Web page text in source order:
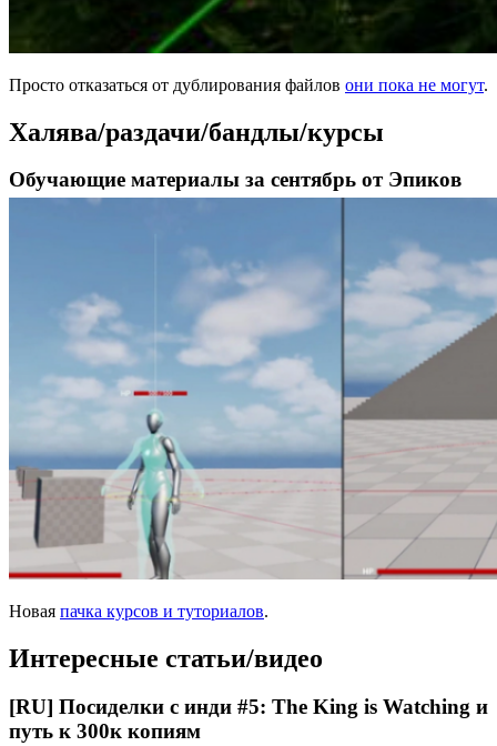
Просто отказаться от дублирования файлов они пока не могут.
Халява/раздачи/бандлы/курсы
Обучающие материалы за сентябрь от Эпиков
Новая пачка курсов и туториалов.
Интересные статьи/видео
[RU] Посиделки с инди #5: The King is Watching и
путь к 300к копиям